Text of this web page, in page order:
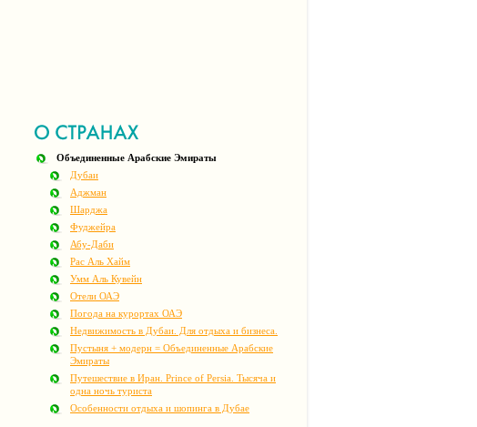
Объединенные Арабские Эмираты
Дубаи
Аджман
Шарджа
Фуджейра
Абу-Даби
Рас Аль Хайм
Умм Аль Кувейн
Отели ОАЭ
Погода на курортах ОАЭ
Недвижимость в Дубаи. Для отдыха и бизнеса.
Пустыня + модерн = Объединенные Арабские
Эмираты
Путешествие в Иран. Prince of Persia. Тысяча и
одна ночь туриста
Особенности отдыха и шопинга в Дубае